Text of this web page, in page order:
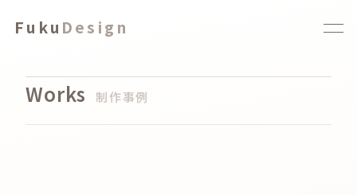
Fuku Design
Works 制作事例